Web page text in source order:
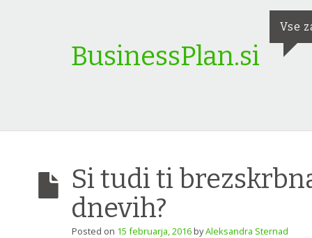
BusinessPlan.si
Vse
Si tudi ti
dnevih?
Posted on 15 februarja, 2016 byAleksandra Sternad